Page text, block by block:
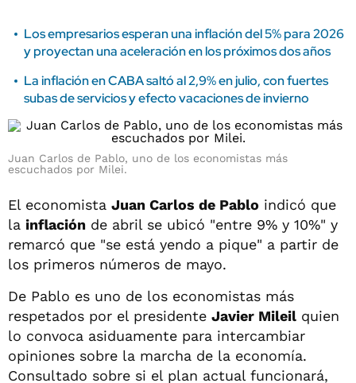
Los empresarios esperan una inflación del 5% para 2026
y proyectan una aceleración en los próximos dos años
La inflación en CABA saltó al 2,9% en julio, con fuertes
subas de servicios y efecto vacaciones de invierno
Juan Carlos de Pablo, uno de los economistas más
escuchados por Milei.
El economista Juan Carlos de Pablo indicó que
la inflación de abril se ubicó "entre 9% y 10%" y
remarcó que "se está yendo a pique" a partir de
los primeros números de mayo.
De Pablo es uno de los economistas más
respetados por el presidente Javier Mileil quien
lo convoca asiduamente para intercambiar
opiniones sobre la marcha de la economía.
Consultado sobre si el plan actual funcionará,